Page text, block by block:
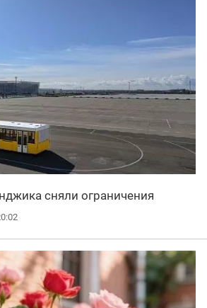
сняли ограничения